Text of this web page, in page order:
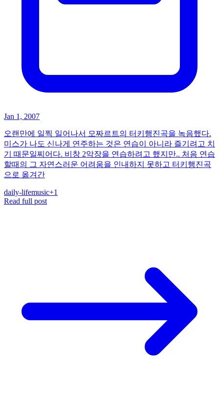
Jan 1, 2007
오랜만에 일찍 일어나서 모짜르트의 터키행진곡을 녹음했다.
미스가 나도 신나게 연주하는 것은 연습이 아니라 즐기려고 치
기 때문일찌어다. 비창 2악장을 연습하려고 했지만.. 처음 연습
할때의 그 자연스러운 어려움을 인내하지 못하고 터키행진곡
으로 옮겨간
daily-lifemusic+1
Read full post